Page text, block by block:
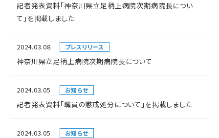
記者発表資料「神奈川県立足柄上病院次期病院長につい
て」を掲載しました
2024.03.08 プレスリリース
神奈川県立足柄上病院次期病院長について
2024.03.05 お知らせ
記者発表資料「職員の懲戒処分について」を掲載しました
2024.03.05 お知らせ